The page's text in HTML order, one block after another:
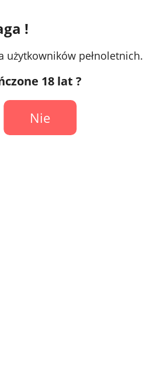
!
użytkowników pełnoletnich.
18 lat ?
Nie